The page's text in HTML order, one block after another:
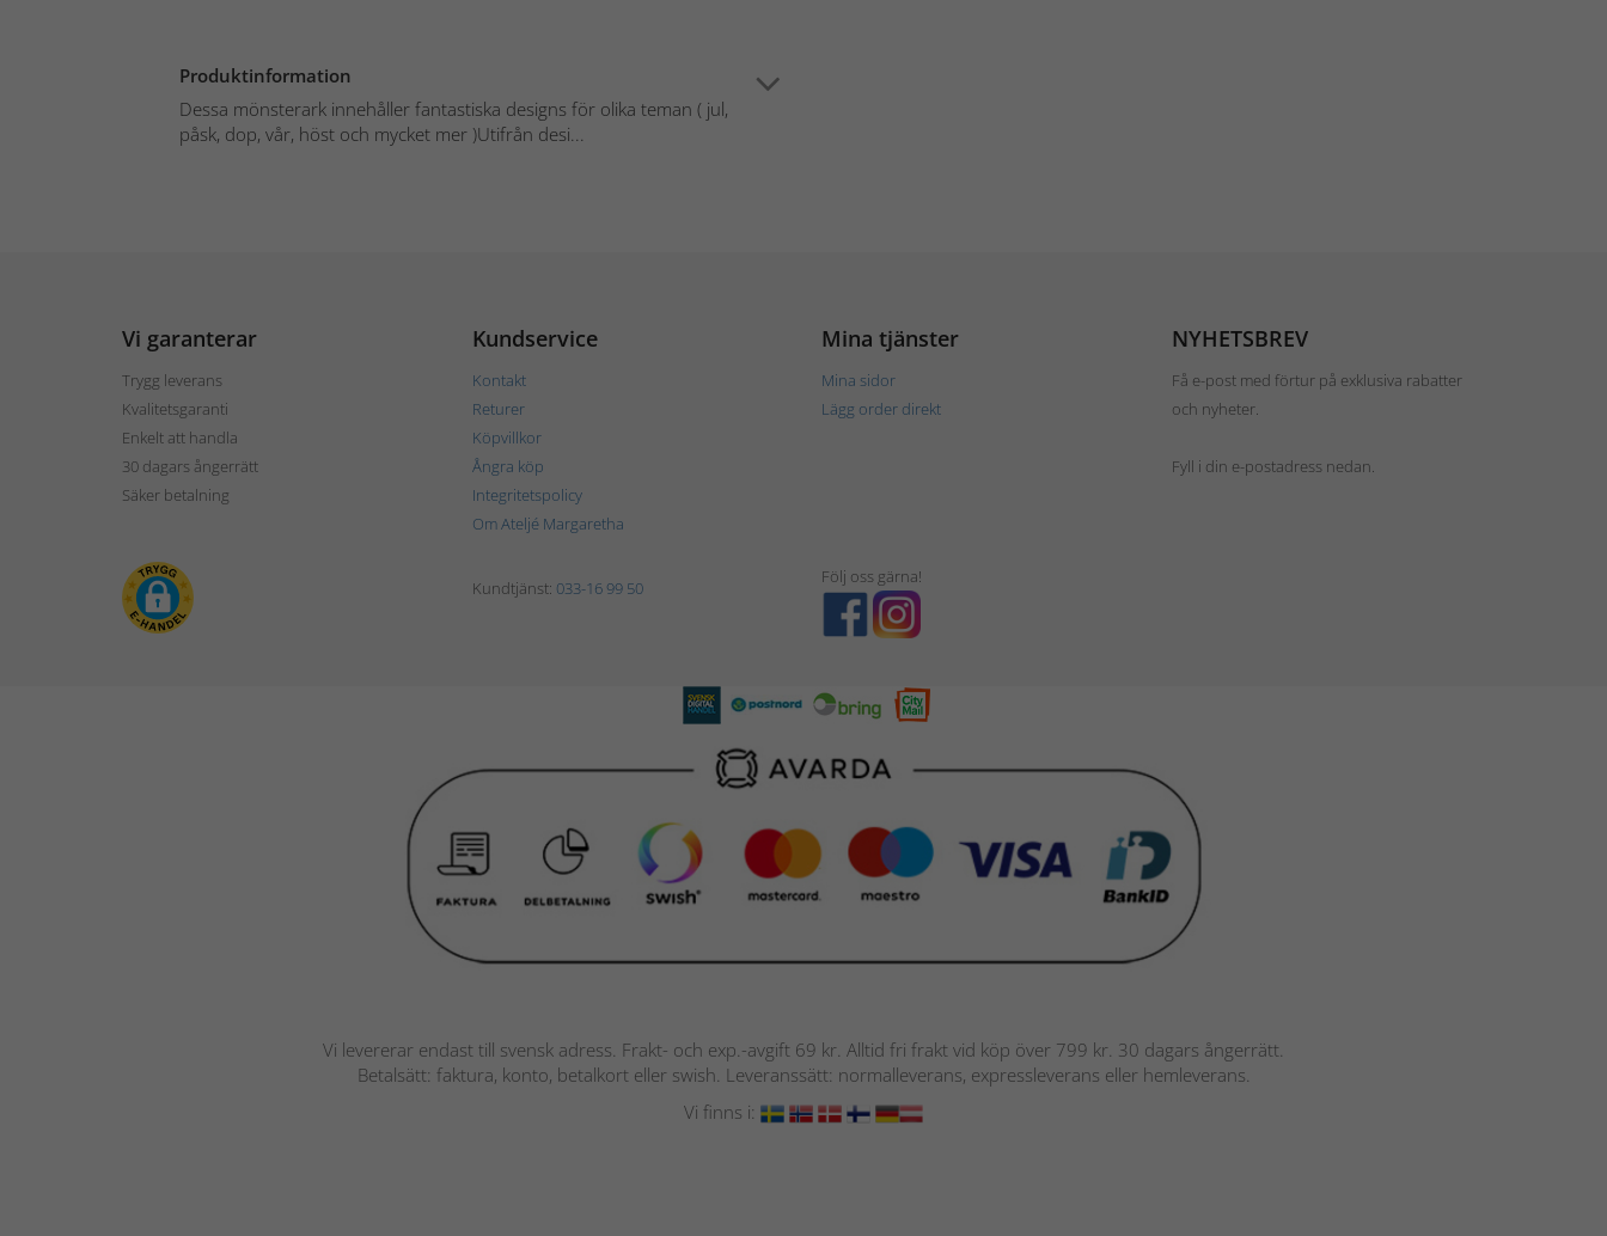
Produktinformation
Dessa mönsterark innehåller fantastiska designs för olika teman ( jul,
påsk, dop, vår, höst och mycket mer )Utifrån desi...
Vi garanterar
Trygg leverans
Kvalitetsgaranti
Enkelt att handla
30 dagars ångerrätt
Säker betalning
Kundservice
Kontakt
Returer
Köpvillkor
Ångra köp
Integritetspolicy
Om Ateljé Margaretha
Mina tjänster
Mina sidor
Lägg order direkt
NYHETSBREV
Få e-post med förtur på exklusiva rabatter
och nyheter.
Fyll i din e-postadress nedan.
Kundtjänst: 033-16 99 50
Följ oss gärna!
Vi levererar endast till svensk adress. Frakt- och exp.-avgift 69 kr. Alltid fri frakt vid köp över 799 kr. 30 dagars ångerrätt.
Betalsätt: faktura, konto, betalkort eller swish. Leveranssätt: normalleverans, expressleverans eller hemleverans.
Vi finns i: